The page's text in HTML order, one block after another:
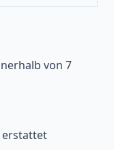
von 7
erstattet